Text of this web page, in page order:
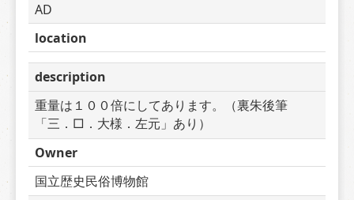
AD
location
description
重量は１００倍にしてあります。（裏朱後筆
「三．□．大様．左元」あり）
Owner
国立歴史民俗博物館